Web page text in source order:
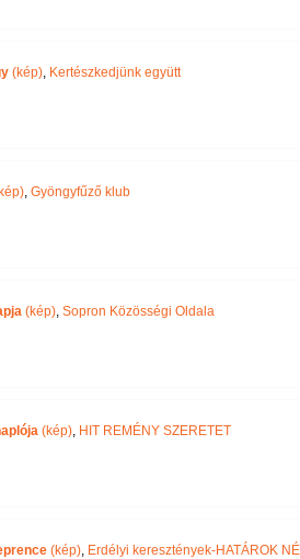
(kép), Kertészkedjünk együtt
, Gyöngyfűző klub
(kép), Sopron Közösségi Oldala
(kép), HIT REMÉNY SZERETET
(kép), Erdélyi keresztények-HATÁROK